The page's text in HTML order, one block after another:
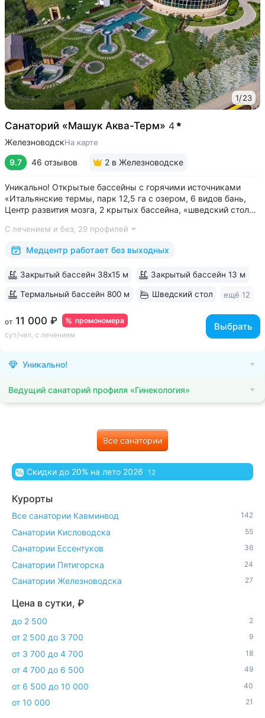
1/23
Санаторий «Машук Аква-Терм» 4
ЖелезноводскНа карте
9.7 46 отзывов 2 в Железноводске
Уникально! Открытые бассейны с горячими источниками
«Итальянские термы, парк 12,5 га с озером, 6 видов бань,
Центр развития мозга, 2 крытых бассейна, «шведский стол»
большой спа-комплекс, вода «Легенда Кавказа» •
Расположен в уединенном...
С лечением и без, 29 профилей
Медцентр работает без выходных
промономера
от 11 000 ₽
сут/чел, с лечением
Выбрать
Закрытый бассейн 38х15 м Закрытый бассейн 13 м
Термальный бассейн 800 м Шведский стол ещё 12
Уникально!
Ведущий санаторий профиля «Гинекология»
Все санатории
Скидки до 20% на лето 2026 12
Курорты
Все санатории Кавминвод 142
Санатории Кисловодска 55
Санатории Ессентуков 36
Санатории Пятигорска 24
Санатории Железноводска 27
Цена в сутки, ₽
до 2 500 2
от 2 500 до 3 700 9
от 3 700 до 4 700 18
от 4 700 до 6 500 49
от 6 500 до 10 000 40
от 10 000 21